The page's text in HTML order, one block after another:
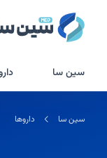
سین سا
سین سا داروها